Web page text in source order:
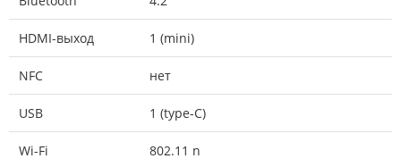
HDMI-выход 1 (mini)
NFC нет
USB 1 (type-C)
Wi-Fi 802.11 n